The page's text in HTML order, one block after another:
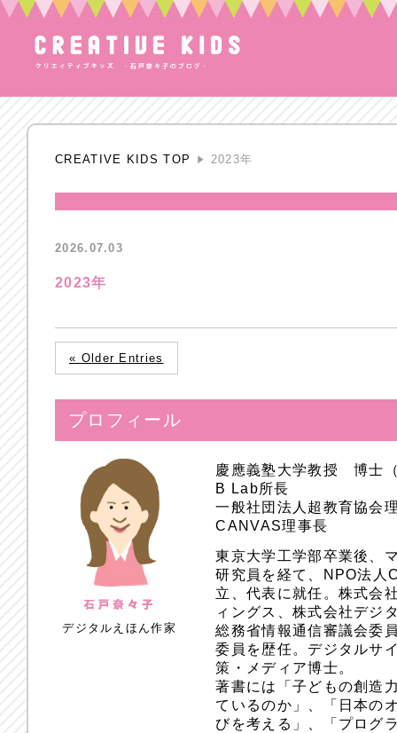
CREATIVE KIDS TOP 2023年
2026.07.03
2023年
« Older Entries
プロフィール
デジタルえほん作家
慶應義塾大学教授 博士
B Lab所長
一般社団法人超教育協会
CANVAS理事長
東京大学工学部卒業後、
研究員を経て、NPO法人
立、代表に就任。株式会
ィングス、株式会社デジ
総務省情報通信審議会委
委員を歴任。デジタルサ
策・メディア博士。
著書には「子どもの創造
ているのか」、「日本の
びを考える」、「プログ